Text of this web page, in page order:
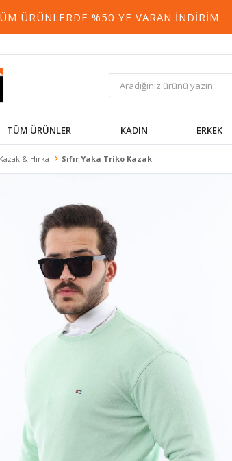
%50 YE VARAN İNDIRIM
TÜM ÜRÜNLER KADIN ERKEK
Kazak & Hırka Sıfır Yaka Triko Kazak